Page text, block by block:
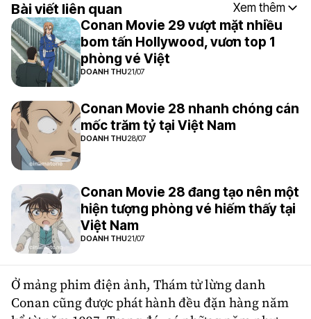
Bài viết liên quan Xem thêm
Conan Movie 29 vượt mặt nhiều
bom tấn Hollywood, vươn top 1
phòng vé Việt
DOANH THU21/07
Conan Movie 28 nhanh chóng cán
mốc trăm tỷ tại Việt Nam
DOANH THU28/07
Conan Movie 28 đang tạo nên một
hiện tượng phòng vé hiếm thấy tại
Việt Nam
DOANH THU21/07
Ở mảng phim điện ảnh, Thám tử lừng danh
Conan cũng được phát hành đều đặn hàng năm